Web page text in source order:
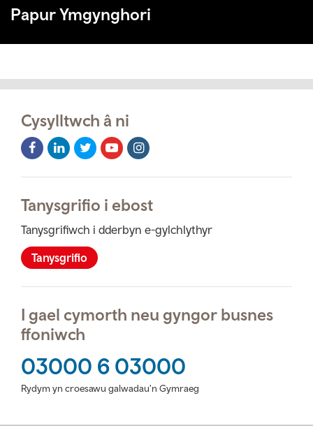
Papur Ymgynghori
Cysylltwch â ni
Facebook
Icon
LinkedIn
Icon
Twitter
Icon
Youtube
Icon
Instagram
Icon
Tanysgrifio i ebost
Tanysgrifiwch i dderbyn e-gylchlythyr
Tanysgrifio
I gael cymorth neu gyngor busnes
ffoniwch
03000 6 03000
Rydym yn croesawu galwadau'n Gymraeg